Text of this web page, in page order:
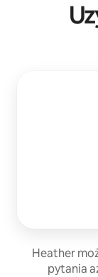
Heather
pytania